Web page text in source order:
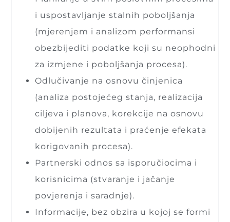
i uspostavljanje stalnih poboljšanja
(mjerenjem i analizom performansi
obezbijediti podatke koji su neophodni
za izmjene i poboljšanja procesa).
Odlučivanje na osnovu činjenica
(analiza postojećeg stanja, realizacija
ciljeva i planova, korekcije na osnovu
dobijenih rezultata i praćenje efekata
korigovanih procesa).
Partnerski odnos sa isporučiocima i
korisnicima (stvaranje i jačanje
povjerenja i saradnje).
Informacije, bez obzira u kojoj se formi